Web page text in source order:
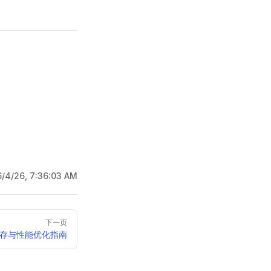
4/26, 7:36:03 AM
下一页
与性能优化指南